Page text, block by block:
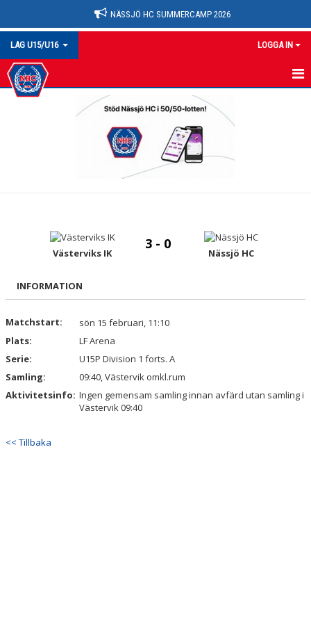
NÄSSJÖ HC SUMMERCAMP 2026
LAG U15/U16 LOGGA IN
U15/16
BILDGALLERI
DOKUMENT
Västerviks IK
3 - 0
Nässjö HC
INFORMATION
Matchstart:
sön 15 februari, 11:10
Plats:
LF Arena
Serie:
U15P Division 1 forts. A
Samling:
09:40, Västervik omkl.rum
Aktivitetsinfo: Ingen gemensam samling innan avfärd utan samling i
Västervik 09:40
<< Tillbaka